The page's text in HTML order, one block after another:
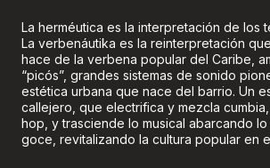
La herméutica es la interpretación de los
La verbenáutika es la reinterpretación
hace de la verbena popular del Caribe,
“picós”, grandes sistemas de sonido
estética urbana que nace del barrio. Un
callejero, que electrifica y mezcla
hop, y trasciende lo musical abarcando lo
goce, revitalizando la cultura popular en